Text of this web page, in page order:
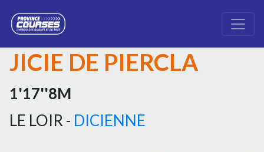
JICIE DE PIERCLA
1'17''8M
LE LOIR - DICIENNE